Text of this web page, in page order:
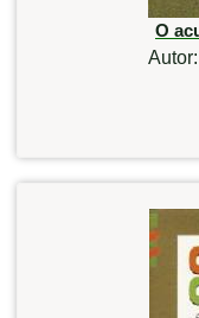
O
Autor: